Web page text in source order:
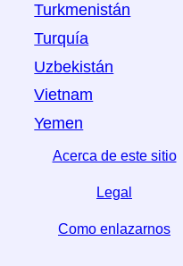
Turkmenistán
Turquía
Uzbekistán
Vietnam
Yemen
Acerca de este sitio
Legal
Como enlazarnos